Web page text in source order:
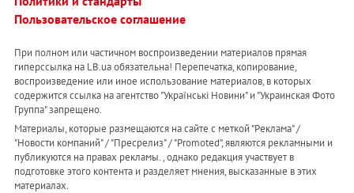
Пользовательское соглашение
При полном или частичном воспроизведении материалов прямая
гиперссылка на LB.ua обязательна! Перепечатка, копирование,
воспроизведение или иное использование материалов, в которых
содержится ссылка на агентство "Українськi Новини" и "Украинская Фото
Группа" запрещено.
Материалы, которые размещаются на сайте с меткой "Реклама" /
"Новости компаний" / "Пресрелиз" / "Promoted", являются рекламными и
публикуются на правах рекламы. , однако редакция участвует в
подготовке этого контента и разделяет мнения, высказанные в этих
материалах.